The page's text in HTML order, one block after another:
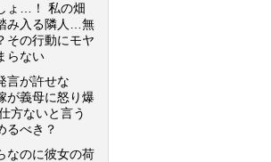
ょ…！ 私の畑
み入る隣人…無
その行動にモヤ
らない
言が許せな
が義母に怒り爆
方ないと言う
るべき？
なのに彼女の荷